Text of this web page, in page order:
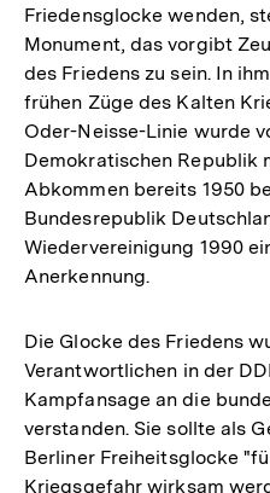
Friedensglocke wenden,
Monument, das vorgibt
des Friedens zu sein. In
frühen Züge des Kalten
Oder-Neisse-Linie wurde
Demokratischen Republik
Abkommen bereits 1950
Bundesrepublik
Wiedervereinigung 1990
Anerkennung.
Die Glocke des Friedens
Verantwortlichen in der
Kampfansage an die
verstanden. Sie sollte als
Berliner Freiheitsglocke
Kriegsgefahr wirksam